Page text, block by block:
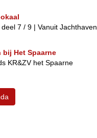
7 / 9 | Vanuit Jachthaven
bij Het Spaarne
KR&ZV het Spaarne